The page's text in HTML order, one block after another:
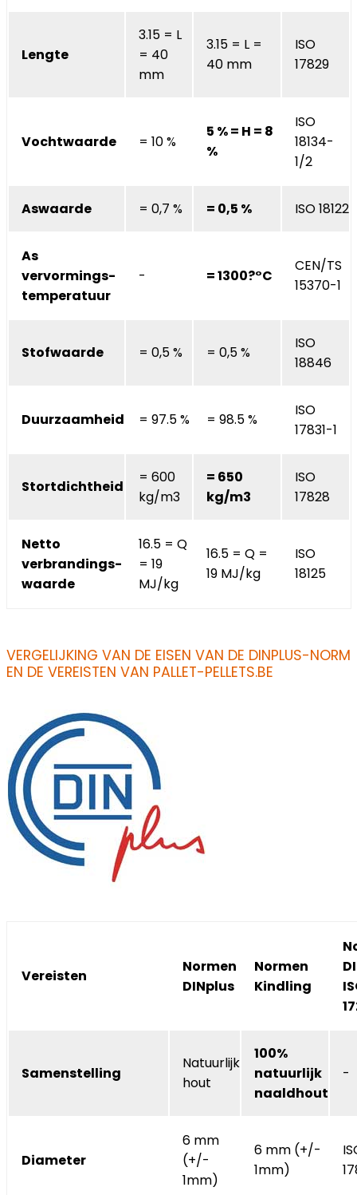
Lengte
3.15 = L
= 40
mm
3.15 = L =
40 mm
ISO
17829
Vochtwaarde = 10 %
5 % = H = 8
%
ISO
18134-
1/2
Aswaarde = 0,7 % = 0,5 % ISO 18122
As
vervormings-
temperatuur
- = 1300?°C
CEN/TS
15370-1
Stofwaarde = 0,5 % = 0,5 %
ISO
18846
Duurzaamheid = 97.5 % = 98.5 %
ISO
17831-1
Stortdichtheid
= 600
kg/m3
= 650
kg/m3
ISO
17828
Netto
verbrandings-
waarde
16.5 = Q
= 19
MJ/kg
16.5 = Q =
19 MJ/kg
ISO
18125
VERGELIJKING VAN DE EISEN VAN DE DINPLUS-NORM
EN DE VEREISTEN VAN PALLET-PELLETS.BE
Vereisten
Normen
DINplus
Normen
Kindling
Samenstelling
Natuurlijk
hout
100%
natuurlijk
naaldhout
-
Diameter
6 mm
(+/-
1mm)
6 mm (+/-
1mm)